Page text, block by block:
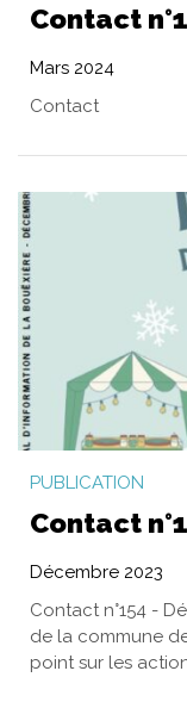
Contact
Mars 2024
Contact
PUBLICATION
Contact
Décembre 2023
Contact n°154 -
de la commune
point sur les